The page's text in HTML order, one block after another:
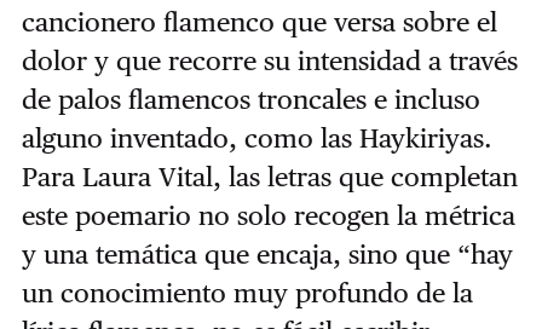
cancionero flamenco que versa sobre el
dolor y que recorre su intensidad a través
de palos flamencos troncales e incluso
alguno inventado, como las Haykiriyas.
Para Laura Vital, las letras que completan
este poemario no solo recogen la métrica
y una temática que encaja, sino que “hay
un conocimiento muy profundo de la